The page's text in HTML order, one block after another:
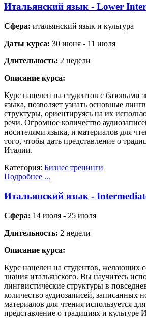
Итальянский язык - Lower
Сфера: итальянский язык и культура
Даты курса: 30 июня - 11 июля
Длительность: 2 недели
Описание курса:
Курс нацелен на студентов с базовыми
языка, позволяет узнать основные
структуры, ориентируясь на их
речи. Огромное количество
носителями языка, и материалов для
того, чтобы дать представление о
Италии.
Категория: Бизнес тренинги
Подробнее ...
Итальянский язык -
Сфера: 14 июля - 25 июля
Длительность: 2 недели
Описание курса:
Курс нацелен на студентов, желающих
знания итальянского. Вы научитесь
лингвистические структуры в
количество аудиозаписей, записанных
материалов для чтения используется
представление о традициях и культуре